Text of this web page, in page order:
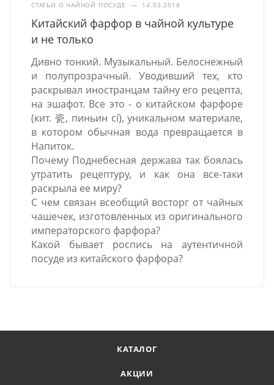
СТАТЬИ О ЧАЙНОЙ ПОСУДЕ — 14.03.2018
Китайский фарфор в чайной культуре
и не только
Дивно тонкий. Музыкальный. Белоснежный
и полупрозрачный. Уводивший тех, кто
раскрывал иностранцам тайну его рецепта,
на эшафот. Все это - о китайском фарфоре
(кит. 瓷, пиньин cí), уникальном материале,
в котором обычная вода превращается в
Напиток.
Почему Поднебесная держава так боялась
утратить рецептуру, и как она все-таки
раскрыла ее миру?
С чем связан всеобщий восторг от чайных
чашечек, изготовленных из оригинального
императорского фарфора?
Какой бывает роспись на аутентичной
посуде из китайского фарфора?
КАТАЛОГ
АКЦИИ